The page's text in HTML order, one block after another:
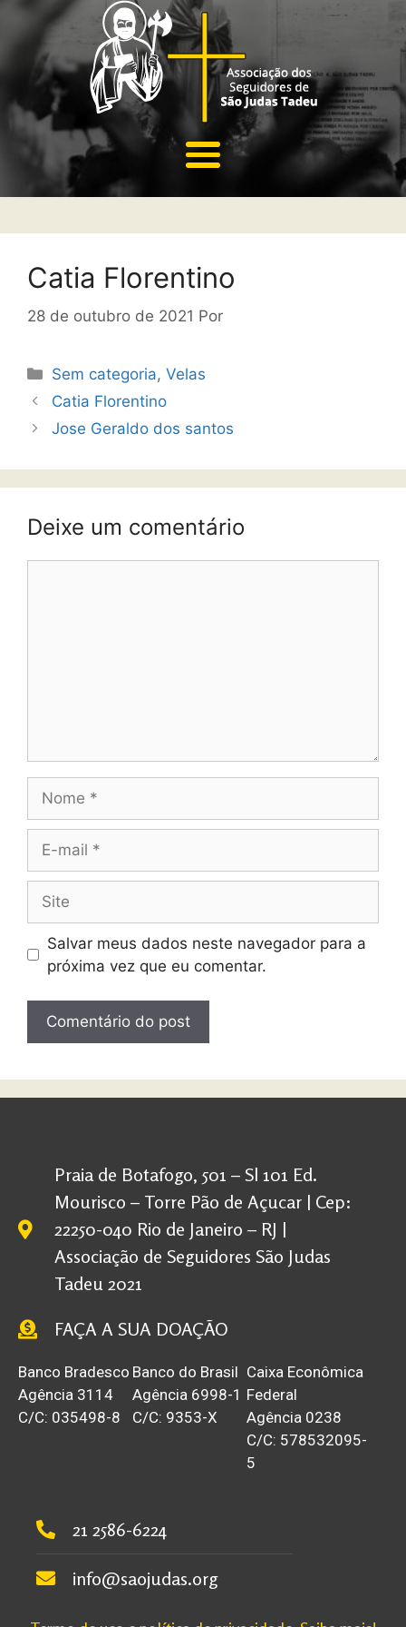
Catia Florentino
28 de outubro de 2021 Por
Sem categoria,Velas
Catia Florentino
Jose Geraldo dos santos
Deixe um comentário
Salvar meus dados neste navegador para a
próxima vez que eu comentar.
Praia de Botafogo, 501 – Sl 101 Ed.
Mourisco – Torre Pão de Açucar | Cep:
22250-040 Rio de Janeiro – RJ |
Associação de Seguidores São Judas
Tadeu 2021
FAÇA A SUA DOAÇÃO
Banco Bradesco
Agência 3114
C/C: 035498-8
Banco do Brasil
Agência 6998-1
C/C: 9353-X
Caixa Econômica
Federal
Agência 0238
C/C: 578532095-
5
21 2586-6224
info@saojudas.org